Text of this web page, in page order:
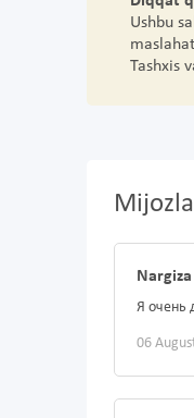
Ushbu
Tashxis
Nargiza
Я очень
06